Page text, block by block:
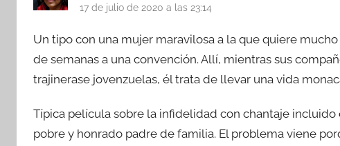
17 de julio de 2020 a las 23:14
Un tipo con una mujer maravilosa a la que quiere
de semanas a una convención. Allí, mientras sus
trajinerase jovenzuelas, él trata de llevar una vida
Típica película sobre la infidelidad con chantaje
pobre y honrado padre de familia. El problema viene